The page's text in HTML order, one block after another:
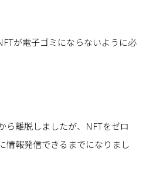
が電子ゴミにならないように必
ら離脱しましたが、NFTをゼロ
情報発信できるまでになりまし